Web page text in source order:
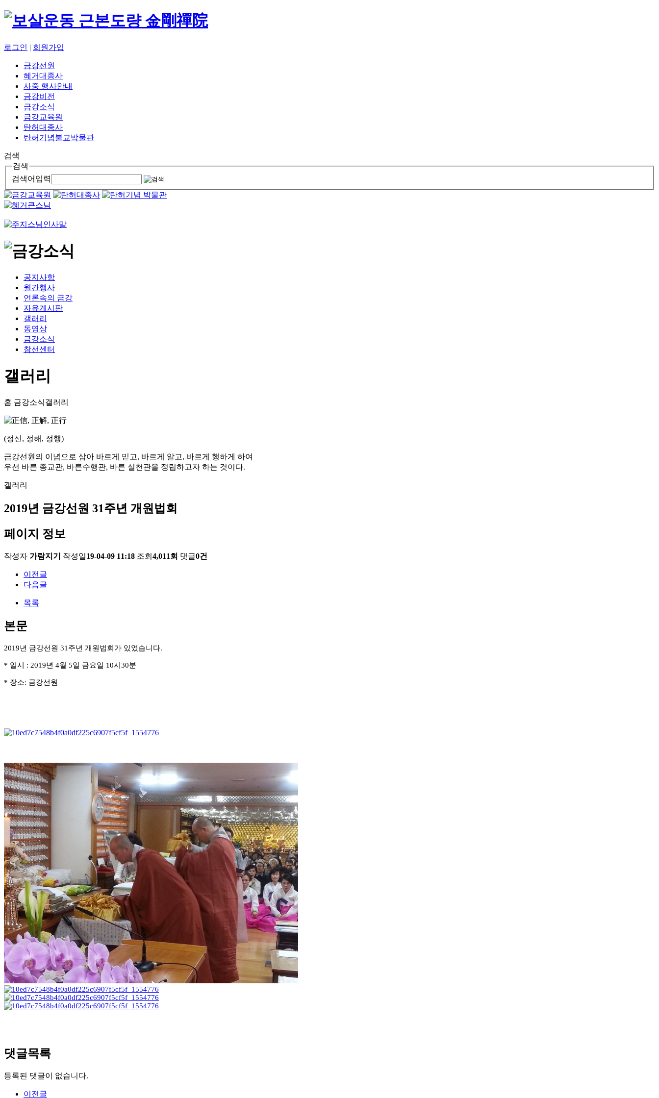
로그인 | 회원가입
금강선원
혜거대종사
사중 행사안내
금강비전
금강소식
금강교육원
탄허대종사
탄허기념불교박물관
검색
검색
검색어입력
공지사항
월간행사
언론속의 금강
자유게시판
갤러리
동영상
금강소식
참선센터
갤러리
홈 금강소식갤러리
(정신, 정해, 정행)
금강선원의 이념으로 삼아 바르게 믿고, 바르게 알고, 바르게 행하게 하여
우선 바른 종교관, 바른수행관, 바른 실천관을 정립하고자 하는 것이다.
갤러리
2019년 금강선원 31주년 개원법회
페이지 정보
작성자 가람지기 작성일19-04-09 11:18 조회 4,011회 댓글0건
이전글
다음글
목록
본문
2019년 금강선원 31주년 개원법회가 있었습니다.
* 일시 : 2019년 4월 5일 금요일 10시30분
* 장소: 금강선원
댓글목록
등록된 댓글이 없습니다.
이전글